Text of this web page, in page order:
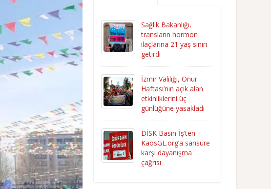
Sağlık Bakanlığı,
transların hormon
ilaçlarına 21 yaş sınırı
getirdi
İzmir Valiliği, Onur
Haftası’nın açık alan
etkinliklerini üç
günlüğüne yasakladı
DİSK Basın-İş’ten
KaosGL.org’a sansüre
karşı dayanışma
çağrısı